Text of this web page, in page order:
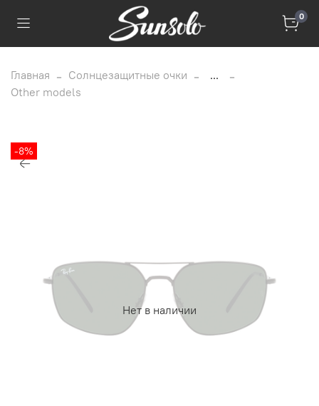
0
Главная Солнцезащитные очки
...
Other models
Нет в наличии
-8%